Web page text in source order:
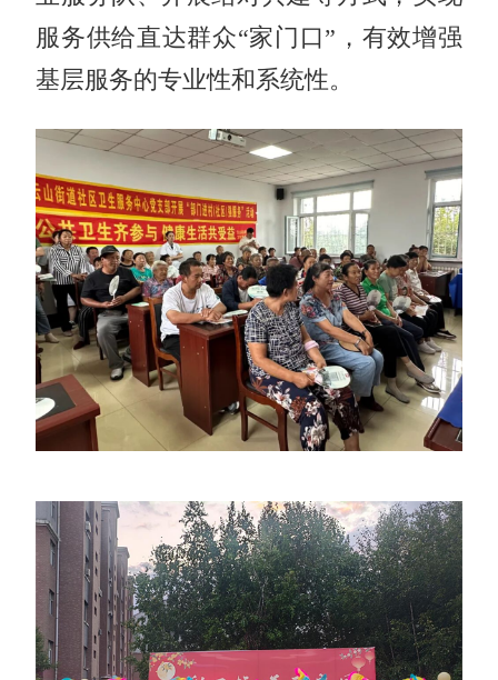
服务供给直达群众“家门口”，有效增强
基层服务的专业性和系统性。